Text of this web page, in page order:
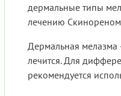
дермальные типы
лечению
Дермальная
лечится. Для
рекомендуется